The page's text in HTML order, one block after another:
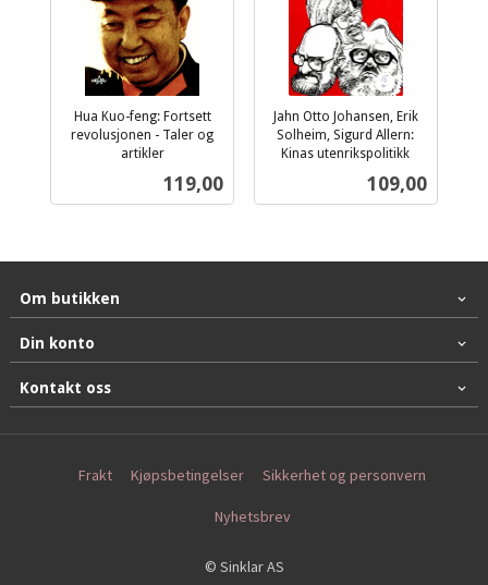
Hua Kuo-feng: Fortsett
revolusjonen - Taler og
artikler
Pris
119,00
Jahn Otto Johansen, Erik
Solheim, Sigurd Allern:
Kinas utenrikspolitikk
Pris
109,00
Om butikken
Din konto
Kontakt oss
Frakt Kjøpsbetingelser Sikkerhet og personvern
Nyhetsbrev
© Sinklar AS